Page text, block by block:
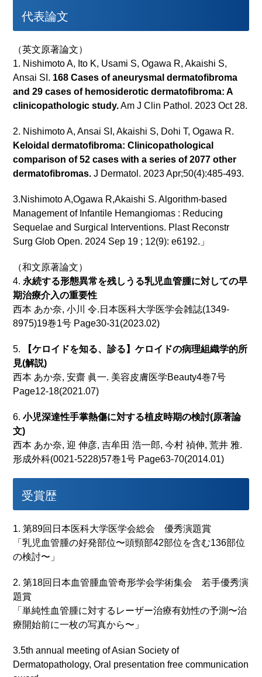
代表論文
（英文原著論文）
1. Nishimoto A, Ito K, Usami S, Ogawa R, Akaishi S,
Ansai SI. 168 Cases of aneurysmal dermatofibroma
and 29 cases of hemosiderotic dermatofibroma: A
clinicopathologic study.Am J Clin Pathol. 2023 Oct 28.
2. Nishimoto A, Ansai SI, Akaishi S, Dohi T, Ogawa R.
Keloidal dermatofibroma: Clinicopathological
comparison of 52 cases with a series of 2077 other
dermatofibromas. J Dermatol. 2023 Apr;50(4):485-493.
3.Nishimoto A,Ogawa R,Akaishi S. Algorithm-based
Management of Infantile Hemangiomas : Reducing
Sequelae and Surgical Interventions. Plast Reconstr
Surg Glob Open. 2024 Sep 19 ; 12(9): e6192.」
（和文原著論文）
4. 永続する形態異常を残しうる乳児血管腫に対しての早
期治療介入の重要性
西本 あか奈, 小川 令.日本医科大学医学会雑誌(1349-
8975)19巻1号 Page30-31(2023.02)
5.
【ケロイドを知る、診る】ケロイドの病理組織学的所
見(解説)
西本 あか奈, 安齋 眞一. 美容皮膚医学Beauty4巻7号
Page12-18(2021.07)
6.小児深達性手掌熱傷に対する植皮時期の検討(原著論
文)
西本 あか奈, 迎 伸彦, 吉牟田 浩一郎, 今村 禎伸, 荒井 雅.
形成外科(0021-5228)57巻1号 Page63-70(2014.01)
受賞歴
1. 第89回日本医科大学医学会総会 優秀演題賞
「乳児血管腫の好発部位〜頭頸部42部位を含む136部位
の検討〜」
2. 第18回日本血管腫血管奇形学会学術集会 若手優秀演
題賞
「単純性血管腫に対するレーザー治療有効性の予測〜治
療開始前に一枚の写真から〜」
3.5th annual meeting of Asian Society of
Dermatopathology, Oral presentation free communication